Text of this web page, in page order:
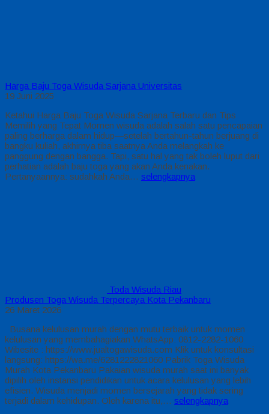
Harga Baju Toga Wisuda Sarjana Universitas
19 Juni 2025
Ketahui Harga Baju Toga Wisuda Sarjana Terbaru dan Tips
Memilih yang Tepat Momen wisuda adalah salah satu pencapaian
paling berharga dalam hidup—setelah bertahun-tahun berjuang di
bangku kuliah, akhirnya tiba saatnya Anda melangkah ke
panggung dengan bangga. Tapi, satu hal yang tak boleh luput dari
perhatian adalah baju toga yang akan Anda kenakan.
Pertanyaannya: sudahkah Anda… selengkapnya
Toda Wisuda Riau
Produsen Toga Wisuda Terpercaya Kota Pekanbaru
26 Maret 2026
Busana kelulusan murah dengan mutu terbaik untuk momen
kelulusan yang membahagiakan WhatsApp: 0812-2282-1060
Wibesite : https://www.jualtogawisuda.com Klik untuk konsultasi
langsung: https://wa.me/6281222821060 Pabrik Toga Wisuda
Murah Kota Pekanbaru Pakaian wisuda murah saat ini banyak
dipilih oleh instansi pendidikan untuk acara kelulusan yang lebih
efisien. Wisuda menjadi momen bersejarah yang tidak sering
terjadi dalam kehidupan. Oleh karena itu,… selengkapnya